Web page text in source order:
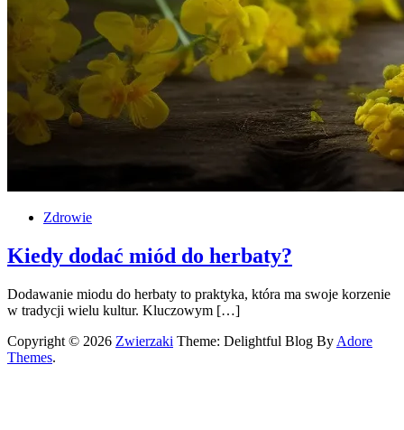
Zdrowie
Kiedy dodać miód do herbaty?
Dodawanie miodu do herbaty to praktyka, która ma swoje korzenie
w tradycji wielu kultur. Kluczowym […]
Copyright © 2026 Zwierzaki Theme: Delightful Blog By Adore
Themes.